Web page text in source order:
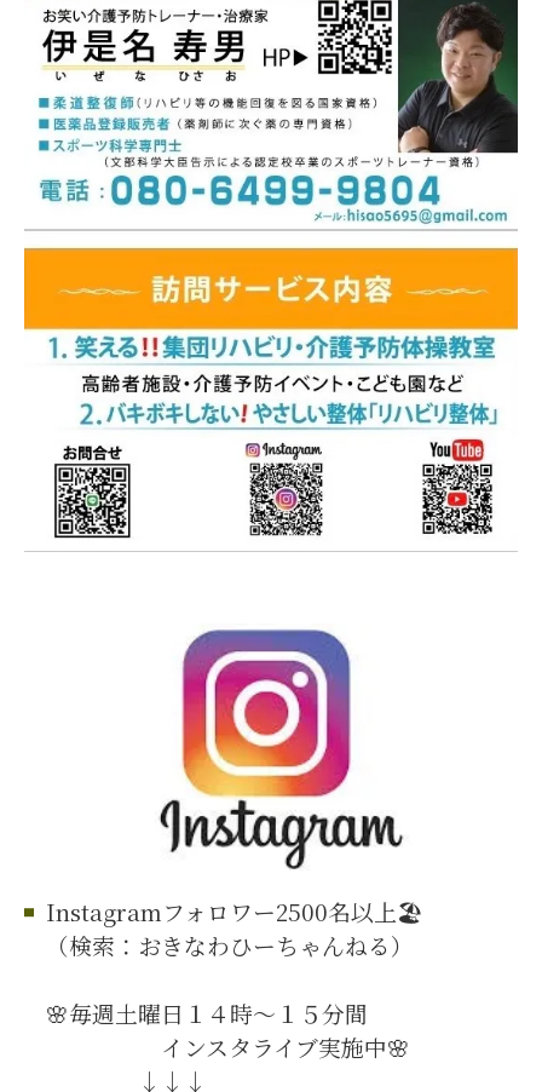
Instagramフォロワー2500名以上🏖️
（検索：おきなわひーちゃんねる）
🌸毎週土曜日１４時～１５分間
インスタライブ実施中🌸
↓↓↓